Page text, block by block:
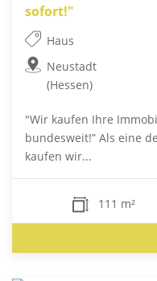
sofort!"
Haus
Neustadt
(Hessen)
"Wir kaufen Ihre
bundesweit!” Als eine
kaufen wir...
111 m²